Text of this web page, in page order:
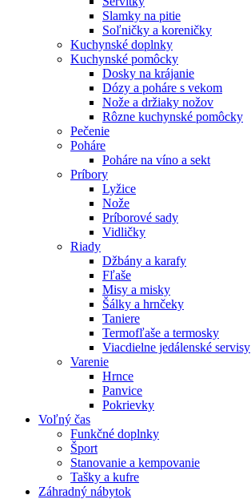
Slamky na pitie
Soľničky a koreničky
Kuchynské doplnky
Kuchynské pomôcky
Dosky na krájanie
Dózy a poháre s vekom
Nože a držiaky nožov
Rôzne kuchynské pomôcky
Pečenie
Poháre
Poháre na víno a sekt
Príbory
Lyžice
Nože
Príborové sady
Vidličky
Riady
Džbány a karafy
Fľaše
Misy a misky
Šálky a hrnčeky
Taniere
Termofľaše a termosky
Viacdielne jedálenské servisy
Varenie
Hrnce
Panvice
Pokrievky
Voľný čas
Funkčné doplnky
Šport
Stanovanie a kempovanie
Tašky a kufre
Záhradný nábytok